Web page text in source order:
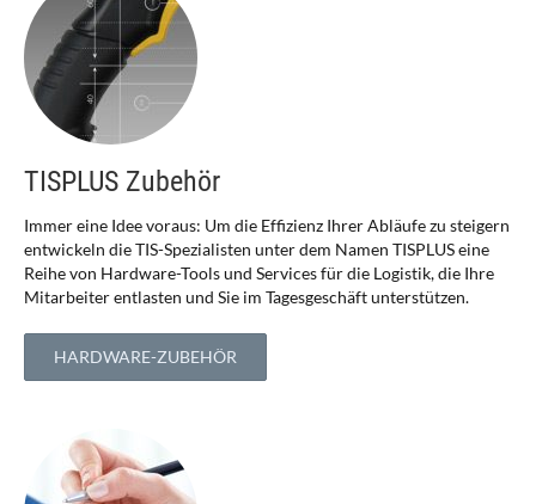
TISPLUS Zubehör
Immer eine Idee voraus: Um die Effizienz Ihrer Abläufe zu steigern
entwickeln die TIS-Spezialisten unter dem Namen TISPLUS eine
Reihe von Hardware-Tools und Services für die Logistik, die Ihre
Mitarbeiter entlasten und Sie im Tagesgeschäft unterstützen.
HARDWARE-ZUBEHÖR